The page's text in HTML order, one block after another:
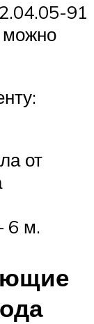
91
можно
от
6 м.